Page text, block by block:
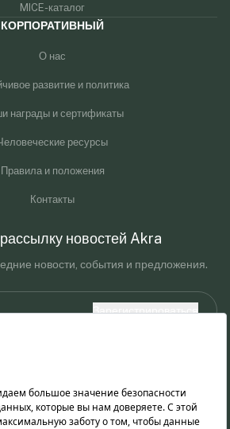
MICE-каталог
КОРПОРАТИВНЫЙ
О нас
развитие и политика
награды и сертификаты
ресурсы
Правила и положения
Контакты
новостей Akra
новости, события и предложения.
Зарегистрироваться
и согласен с ним.
сообщения от Akra Hotels.